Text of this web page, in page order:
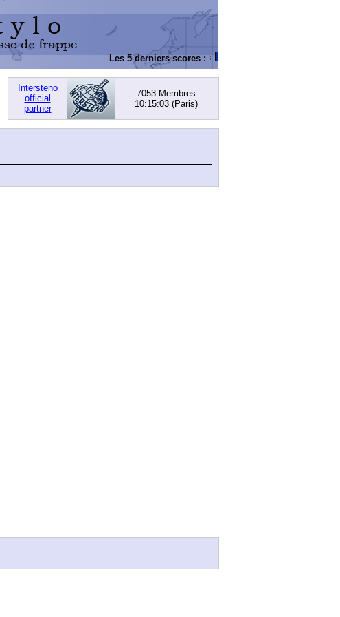
Les 5 derniers scores :
Intersteno
official
partner
7053 Membres
10:15:03(Paris)